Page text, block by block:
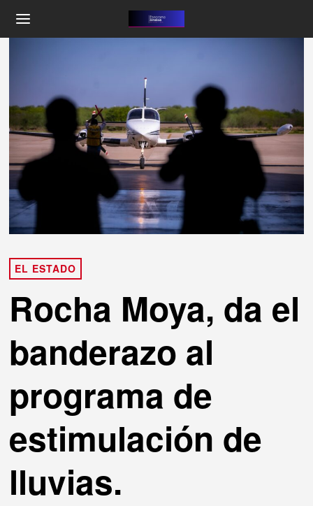
EL ESTADO
Rocha Moya, da el
banderazo al
programa de
estimulación de
lluvias.